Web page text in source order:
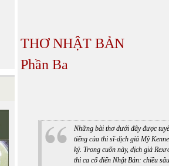
THƠ NHẬT BẢN
Phần Ba
Những bài thơ dưới đây được
tiếng của thi sĩ-dịch giả Mỹ
kỷ. Trong cuốn này, dịch giả
thi ca cổ điển Nhật Bản: chiều